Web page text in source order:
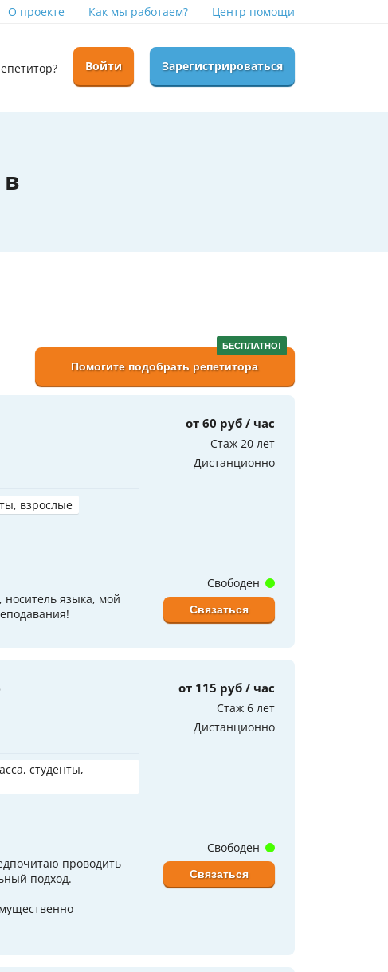
О проекте Как мы работаем? Центр помощи
Войти Зарегистрироваться
БЕСПЛАТНО!
Помогите подобрать репетитора
взрослые
от 60 руб / час
Стаж 20 лет
Дистанционно
языка, мой
Свободен
Связаться
студенты,
от 115 руб / час
Стаж 6 лет
Дистанционно
проводить
подход.
Свободен
Связаться